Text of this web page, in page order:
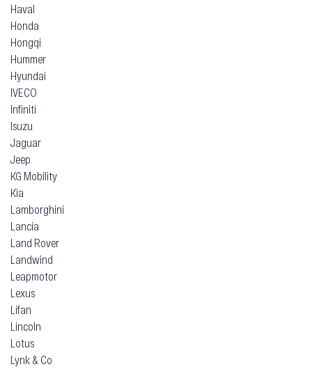
Haval
Honda
Hongqi
Hummer
Hyundai
IVECO
Infiniti
Isuzu
Jaguar
Jeep
KG Mobility
Kia
Lamborghini
Lancia
Land Rover
Landwind
Leapmotor
Lexus
Lifan
Lincoln
Lotus
Lynk & Co